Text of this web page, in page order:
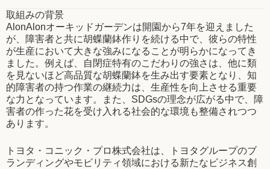
取組みの背景
AlonAlonオーキッドガーデンは開園から7年を迎えました
が、障害者と共に胡蝶蘭鉢作りを続ける中で、彼らの特性
が生産において大きな強みになることが明らかになってき
ました。例えば、自閉症特有のこだわりの強さは、他に類
を見ないほど高品質な胡蝶蘭鉢を生み出す要素となり、知
的障害者の持つ作業の継続力は、生産性を向上させる重要
な力となっています。また、SDGsの理念が広がる中で、障
害者の作った花を受け入れる社会的な環境も整備されつつ
あります。
トヨタ・コニック・プロ株式会社は、トヨタグループのブ
ランディングやモビリティ領域における新たなビジネス創